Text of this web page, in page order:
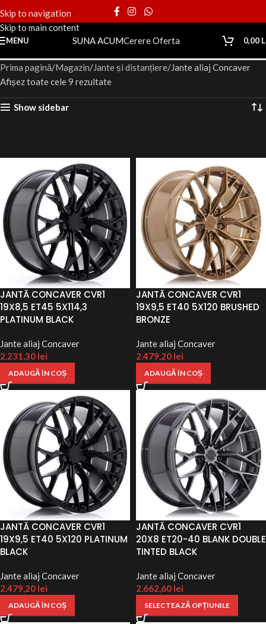
Skip to navigation
Skip to main content
MENU SUNA ACUMCerere Oferta 0,00
Prima pagină Magazin Jante și distanțiere Jante aliaj Concaver
Afișez toate cele 9 rezultate
Show sidebar
JANTĂ CONCAVER CVR1
19X8,5 ET45 5X114,3
PLATINUM BLACK
Jante aliaj Concaver
2.231,30 lei
ADAUGĂ ÎN COȘ
JANTĂ CONCAVER CVR1
19X9,5 ET40 5X120 BRUSHED
BRONZE
Jante aliaj Concaver
2.479,20 lei
ADAUGĂ ÎN COȘ
JANTĂ CONCAVER CVR1
19X9,5 ET40 5X120 PLATINUM
BLACK
Jante aliaj Concaver
2.479,20 lei
ADAUGĂ ÎN COȘ
JANTĂ CONCAVER CVR1
20X8 ET20-40 BLANK DOUBLE
TINTED BLACK
Jante aliaj Concaver
2.662,60 lei
SELECTEAZĂ OPȚIUNILE